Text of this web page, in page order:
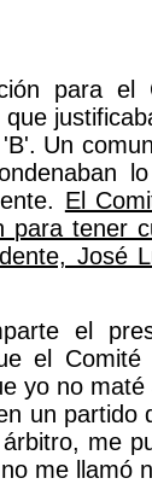
para el
Un
lo
El
para tener
José
el
el
yo no
un partido
me
me llamó